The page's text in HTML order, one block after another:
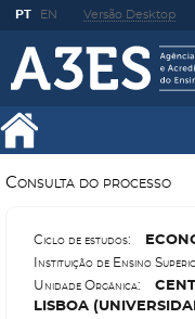
PT EN Versão Desktop
Consulta do processo
Ciclo de estudos: E
Instituição de Ensino
Unidade Orgânica: C
LISBOA